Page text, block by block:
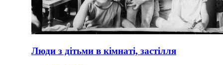
Люди з дітьми в кімнаті, застілля